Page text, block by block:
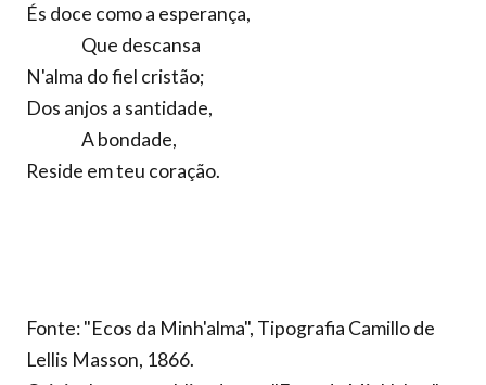
És doce como a esperança,
Que descansa
N'alma do fiel cristão;
Dos anjos a santidade,
A bondade,
Reside em teu coração.
Fonte: "Ecos da Minh'alma", Tipografia Camillo de
Lellis Masson, 1866.